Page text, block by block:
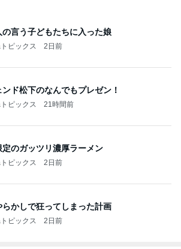
の言う子どもたちに入った娘
ピックス 2日前
ンド松下のなんでもプレゼン！
ピックス 21時間前
定のガッツリ濃厚ラーメン
ピックス 2日前
らかしで狂ってしまった計画
ピックス 2日前